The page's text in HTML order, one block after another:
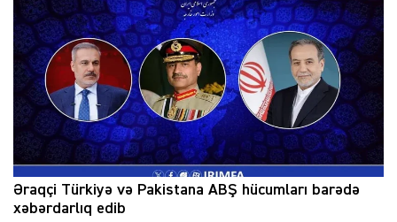
Əraqçi Türkiyə və Pakistana ABŞ hücumları barədə
xəbərdarlıq edib